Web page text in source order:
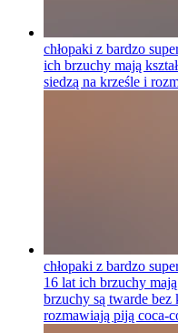
chłopaki z bardzo
ich brzuchy mają
siedzą na krześle i
chłopaki z bardzo
16 lat ich brzuchy
brzuchy są twarde bez
rozmawiają piją coca-